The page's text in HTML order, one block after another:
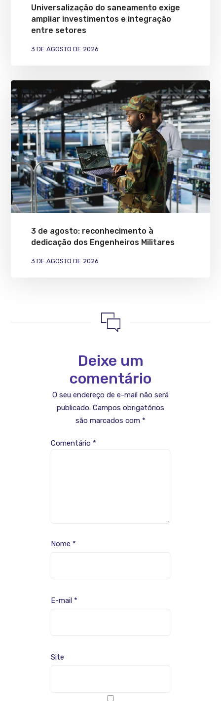
Universalização do saneamento exige
ampliar investimentos e integração
entre setores
3 DE AGOSTO DE 2026
3 de agosto: reconhecimento à
dedicação dos Engenheiros Militares
3 DE AGOSTO DE 2026
Deixe um
comentário
O seu endereço de e-mail não será
publicado. Campos obrigatórios
são marcados com *
Comentário *
Nome *
E-mail *
Site